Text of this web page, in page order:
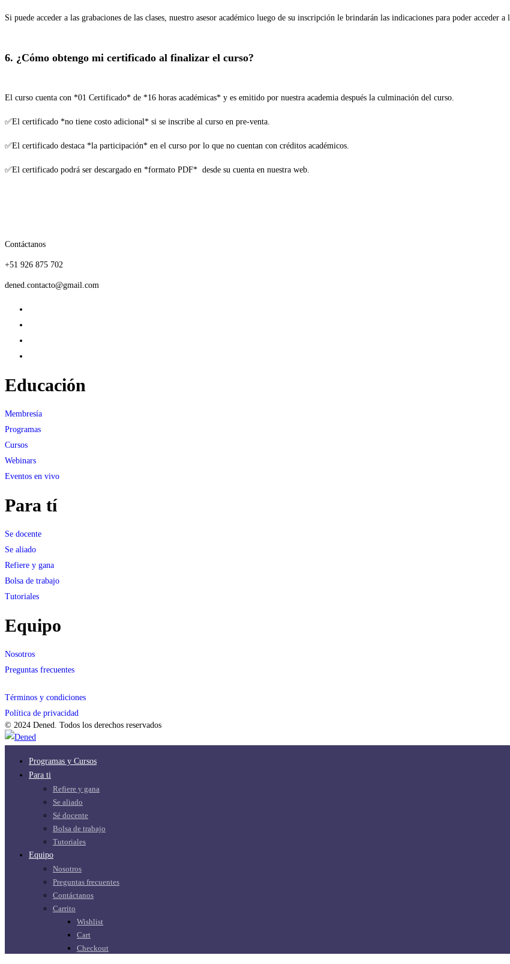
Si puede acceder a las grabaciones de las clases, nuestro asesor académico luego de su inscripción le brindarán las indicaciones para poder acceder a
6. ¿Cómo obtengo mi certificado al finalizar el curso?
El curso cuenta con *01 Certificado* de *16 horas académicas* y es emitido por nuestra academia después la culminación del curso.
✅El certificado *no tiene costo adicional* si se inscribe al curso en pre-venta.
✅El certificado destaca *la participación* en el curso por lo que no cuentan con créditos académicos.
✅El certificado podrá ser descargado en *formato PDF* desde su cuenta en nuestra web.
Contáctanos
+51 926 875 702
dened.contacto@gmail.com
Educación
Membresía
Programas
Cursos
Webinars
Eventos en vivo
Para tí
Se docente
Se aliado
Refiere y gana
Bolsa de trabajo
Tutoriales
Equipo
Nosotros
Preguntas frecuentes
Términos y condiciones
Política de privacidad
© 2024 Dened. Todos los derechos reservados
Programas y Cursos
Para ti
Refiere y gana
Se aliado
Sé docente
Bolsa de trabajo
Tutoriales
Equipo
Nosotros
Preguntas frecuentes
Contáctanos
Carrito
Wishlist
Cart
Checkout